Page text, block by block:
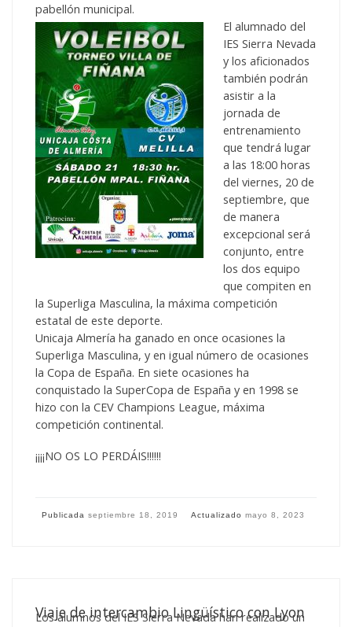
pabellón municipal.
El alumnado del
IES Sierra Nevada
y los aficionados
también podrán
asistir a la
jornada de
entrenamiento
que tendrá lugar
a las 18:00 horas
del viernes, 20 de
septiembre, que
de manera
excepcional será
conjunto, entre
los dos equipo
que compiten en
la Superliga Masculina, la máxima competición
estatal de este deporte.
Unicaja Almería ha ganado en once ocasiones la
Superliga Masculina, y en igual número de ocasiones
la Copa de España. En siete ocasiones ha
conquistado la SuperCopa de España y en 1998 se
hizo con la CEV Champions League, máxima
competición continental.
¡¡¡¡NO OS LO PERDÁIS!!!!!!
Publicadaseptiembre 18, 2019 Actualizadomayo 8, 2023
Viaje de intercambio Lingüístico con Lyon
Los alumnos del IES Sierra Nevada han realizado un